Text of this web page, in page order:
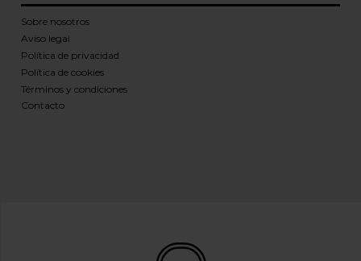
Sobre nosotros
Aviso legal
Política de privacidad
Política de cookies
Términos y condiciones
Contacto